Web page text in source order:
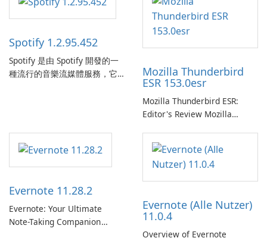
Spotify 1.2.95.452
Spotify 是由 Spotify 開發的一
種流行的音樂流媒體服務，它
提供無縫的音樂體驗，讓他們
發現、流式傳輸和欣賞他們最
Spotify …
Mozilla Thunderbird
ESR 153.0esr
Mozilla Thunderbird ESR:
Editor's Review Mozilla
Support Release) is the long-
term support channel of the
Thunderbird desktop email
client designed for
need predictable …
Evernote 11.28.2
Evernote: Your Ultimate
Note-Taking Companion
Evernote (Alle Nutzer)
11.0.4
Overview of Evernote